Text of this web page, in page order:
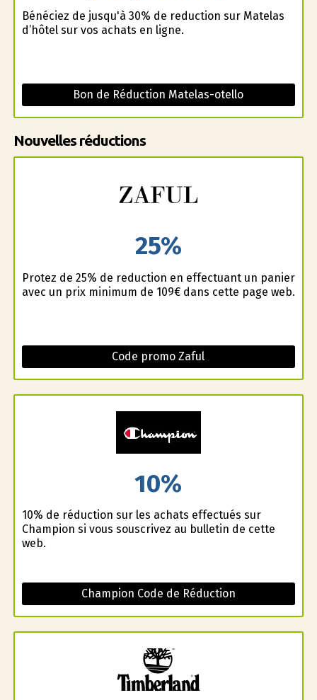
Bénéficiez de jusqu'à 30% de reduction sur Matelas
d’hôtel sur vos achats en ligne.
Bon de Réduction Matelas-otello
Nouvelles réductions
25%
Profitez de 25% de reduction en effectuant un panier
avec un prix minimum de 109€ dans cette page web.
Code promo Zaful
10%
10% de réduction sur les achats effectués sur
Champion si vous souscrivez au bulletin de cette
web.
Champion Code de Réduction